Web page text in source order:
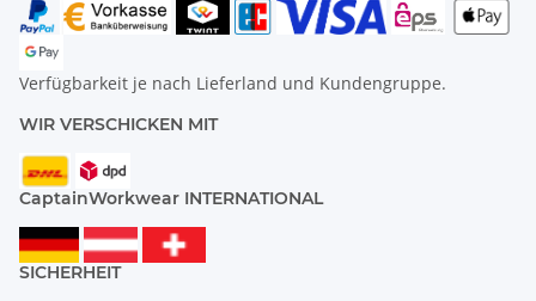
Verfügbarkeit je nach Lieferland und Kundengruppe.
WIR VERSCHICKEN MIT
CaptainWorkwear INTERNATIONAL
SICHERHEIT